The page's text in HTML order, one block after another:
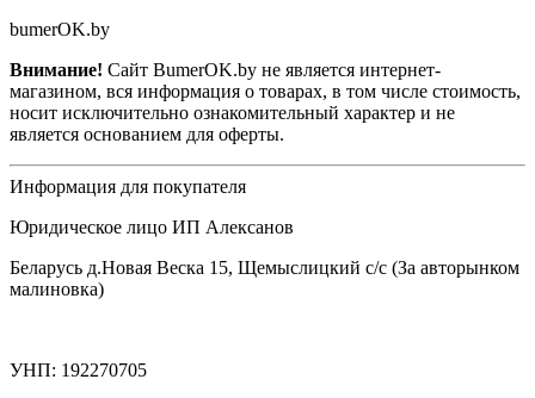
bumerOK.by
Внимание! Сайт BumerOK.by не является интернет-
магазином, вся информация о товарах, в том числе стоимость,
носит исключительно ознакомительный характер и не
является основанием для оферты.
Информация для покупателя
Юридическое лицо ИП Алексанов
Беларусь д.Новая Веска 15, Щемыслицкий с/с (За авторынком
малиновка)
УНП: 192270705